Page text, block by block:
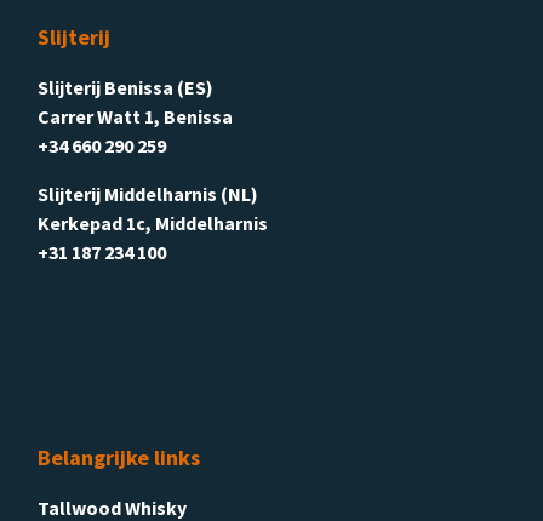
Slijterij
Slijterij Benissa (ES)
Carrer Watt 1, Benissa
+34 660 290 259
Slijterij Middelharnis (NL)
Kerkepad 1c, Middelharnis
+31 187 234 100
Belangrijke links
Tallwood Whisky